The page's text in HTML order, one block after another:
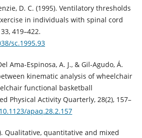
D. C. (1995). Ventilatory thresholds
in individuals with spinal cord
419–422.
sc.1995.93
Ama-Espinosa, A. J., & Gil-Agudo, Á.
kinematic analysis of wheelchair
functional basketball
Physical Activity Quarterly, 28(2), 157–
apaq.28.2.157
Qualitative, quantitative and mixed